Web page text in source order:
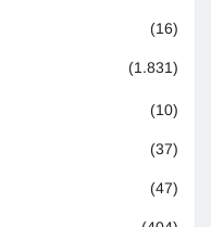
(16)
(1.831)
(10)
(37)
(47)